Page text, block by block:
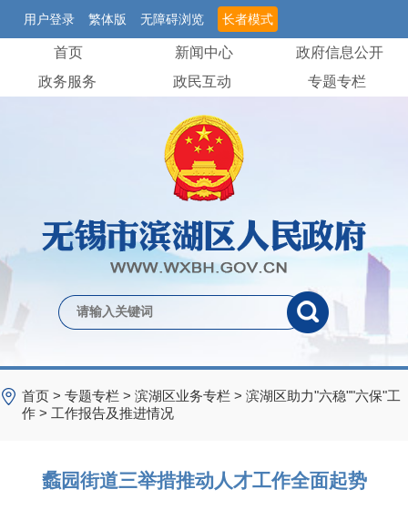
用户登录 繁体版 无障碍浏览 长者模式
首页 新闻中心
政府信息公开
政务服务
政民互动 专题专栏
首页 > 专题专栏 > 滨湖区业务专栏 > 滨湖区助力"六稳""六保"工
作 > 工作报告及推进情况
蠡园街道三举措推动人才工作全面起势